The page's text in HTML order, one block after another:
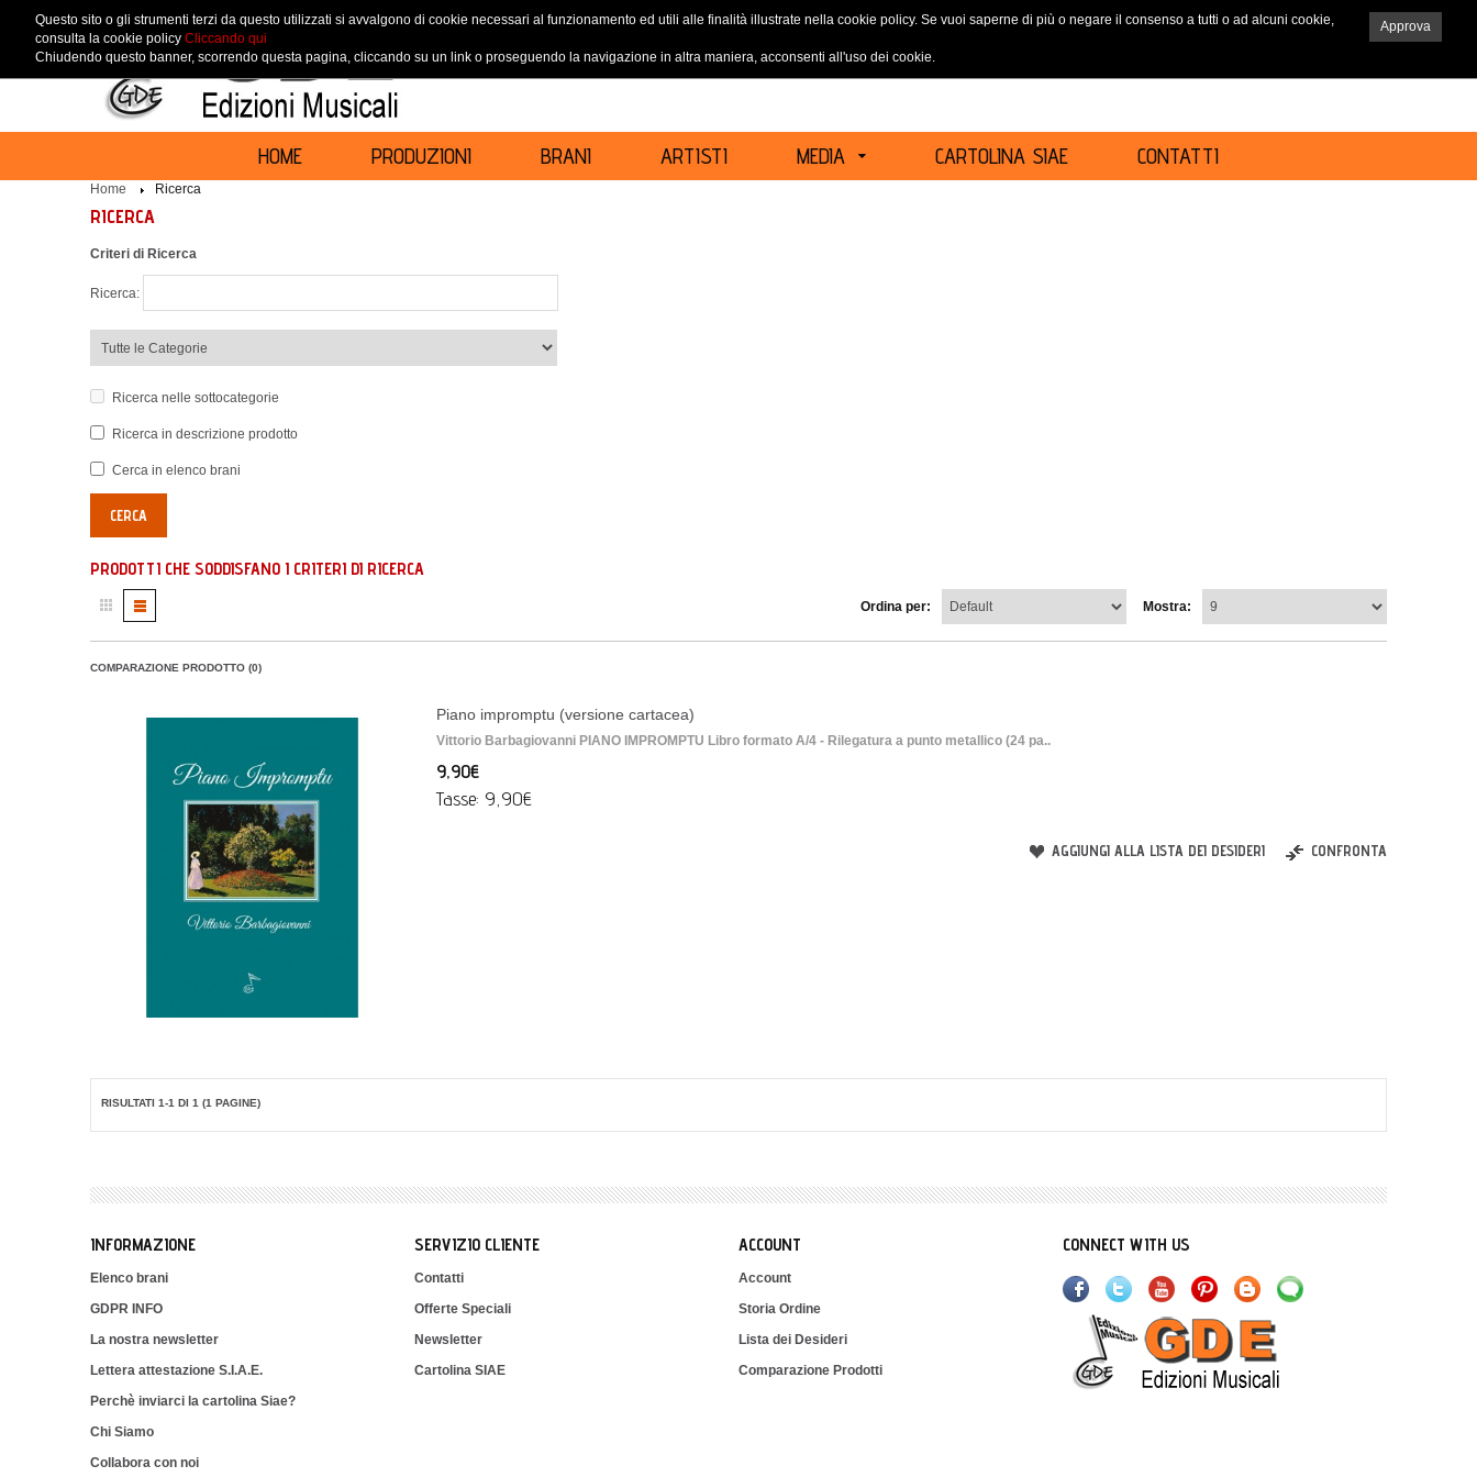
ACCEDI REGISTRATI
HOME PRODUZIONI BRANI ARTISTI MEDIA CARTOLINA SIAE CONTATTI
Home Ricerca
RICERCA
Criteri di Ricerca
Ricerca:
Ricerca nelle sottocategorie
Ricerca in descrizione prodotto
Cerca in elenco brani
PRODOTTI CHE SODDISFANO I CRITERI DI RICERCA
Mostra:
Ordina per:
COMPARAZIONE PRODOTTO (0)
Piano impromptu (versione cartacea)
Vittorio Barbagiovanni PIANO IMPROMPTU Libro formato A/4 - Rilegatura a punto metallico (24 pa..
9,90€
Tasse: 9,90€
CONFRONTA
AGGIUNGI ALLA LISTA DEI DESIDERI
RISULTATI 1-1 DI 1 (1 PAGINE)
INFORMAZIONE
Elenco brani
GDPR INFO
La nostra newsletter
Lettera attestazione S.I.A.E.
Perchè inviarci la cartolina Siae?
Chi Siamo
Collabora con noi
SERVIZIO CLIENTE
Contatti
Offerte Speciali
Newsletter
Cartolina SIAE
ACCOUNT
Account
Storia Ordine
Lista dei Desideri
Comparazione Prodotti
CONNECT WITH US
Approva
Questo sito o gli strumenti terzi da questo utilizzati si avvalgono di cookie necessari al funzionamento ed utili alle finalità illustrate nella cookie policy. Se vuoi saperne di più o negare il consenso a tutti o ad alcuni cookie,
consulta la cookie policy Cliccando qui
Chiudendo questo banner, scorrendo questa pagina, cliccando su un link o proseguendo la navigazione in altra maniera, acconsenti all'uso dei cookie.